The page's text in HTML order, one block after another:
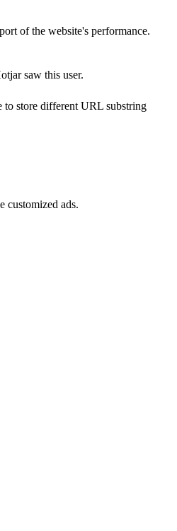
of the website's performance.
saw this user.
to store different URL substring
customized ads.